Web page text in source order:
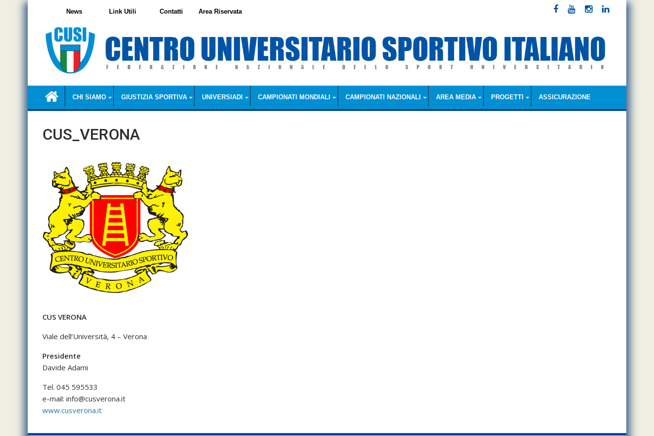
Skip
CHI SIAMO GIUSTIZIA SPORTIVA UNIVERSIADI CAMPIONATI MONDIALI CAMPIONATI NAZIONALI AREA MEDIA PROGETTI ASSICURAZIONE
News Link Utili Contatti Area Riservata
CUS_VERONA
CUS VERONA
Viale dell’Università, 4 – Verona
Presidente
Davide Adami
Tel. 045 595533
e-mail: info@cusverona.it
www.cusverona.it